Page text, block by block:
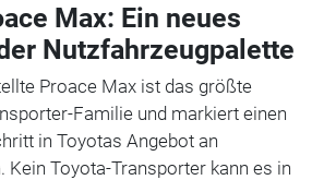
Max: Ein neues
Nutzfahrzeugpalette
Proace Max ist das größte
Familie und markiert einen
in Toyotas Angebot an
Kein Toyota-Transporter kann es in